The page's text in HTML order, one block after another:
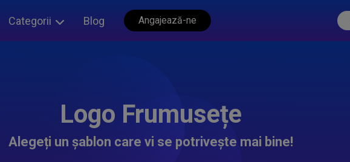
Categorii Blog Angajează-ne
Logo Frumusețe
Alegeți un șablon care vi se potrivește mai bine!